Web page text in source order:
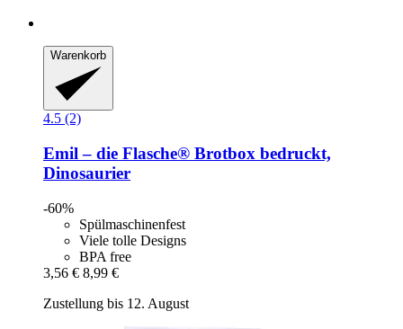
Warenkorb
4.5 (2)
Emil – die Flasche® Brotbox bedruckt,
Dinosaurier
-60%
Spülmaschinenfest
Viele tolle Designs
BPA free
3,56 € 8,99 €
Zustellung bis 12. August